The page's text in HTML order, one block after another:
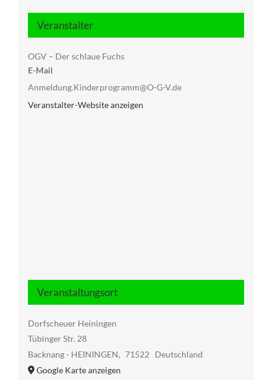
Veranstalter
OGV – Der schlaue Fuchs
E-Mail
Anmeldung.Kinderprogramm@O-G-V.de
Veranstalter-Website anzeigen
Veranstaltungsort
Dorfscheuer Heiningen
Tübinger Str. 28
Backnang - HEININGEN, 71522
Deutschland
Google Karte anzeigen